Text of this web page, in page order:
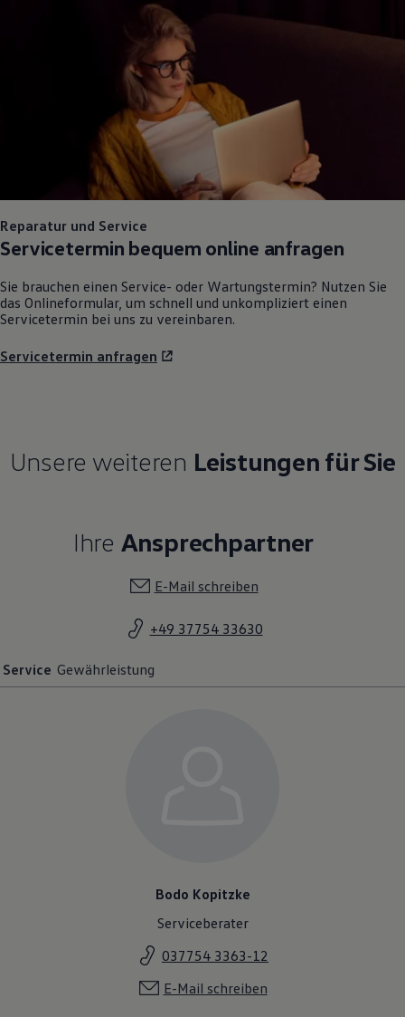
75 Jahre Bulli Jubiläum
Bulli Magazin
Fahrzeugabholung ab Werk
Reparatur und Service
Servicetermin bequem online anfragen
Sie brauchen einen Service- oder Wartungstermin? Nutzen Sie
das Onlineformular, um schnell und unkompliziert einen
Servicetermin bei uns zu vereinbaren.
Servicetermin anfragen
Unsere weiteren Leistungen für Sie
Ihre Ansprechpartner
E-Mail schreiben
+49 37754 33630
Service Gewährleistung
Bodo Kopitzke
Serviceberater
037754 3363-12
E-Mail schreiben